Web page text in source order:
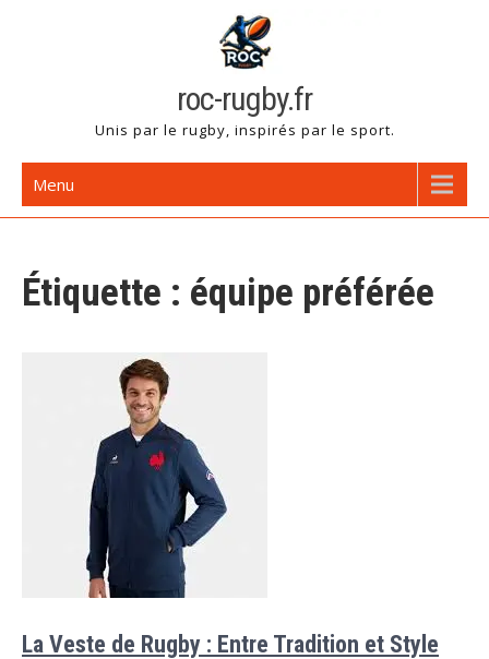
roc-rugby.fr
Unis par le rugby, inspirés par le sport.
Menu
Étiquette : équipe préférée
La Veste de Rugby : Entre Tradition et Style